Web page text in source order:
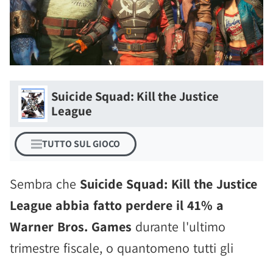
Suicide Squad: Kill the Justice
League
TUTTO SUL GIOCO
Sembra che Suicide Squad: Kill the Justice
League abbia fatto perdere il 41% a
Warner Bros. Games durante l'ultimo
trimestre fiscale, o quantomeno tutti gli